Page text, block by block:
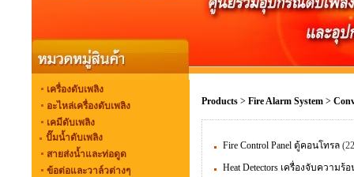
เครื่องดับเพลิง
อะไหล่เครื่องดับเพลิง
เคมีดับเพลิง
ปั๊มน้ำดับเพลิง
สายส่งน้ำและท่อดูด
ข้อต่อและวาล์วต่างๆ
Products > Fire Alarm System >
Fire Control Panel ตู้คอนโทรล
Heat Detectors เครื่องจับความร้อ